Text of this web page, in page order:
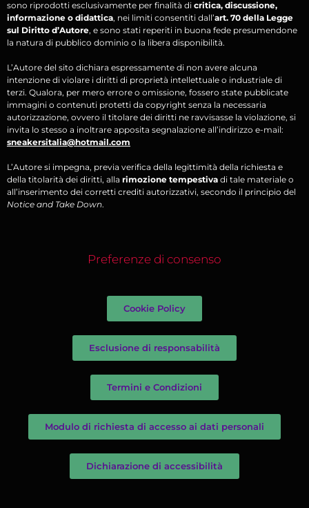
sono riprodotti esclusivamente per finalità di critica, discussione,
informazione o didattica, nei limiti consentiti dall’art. 70 della Legge
sul Diritto d’Autore, e sono stati reperiti in buona fede presumendone
la natura di pubblico dominio o la libera disponibilità.
L’Autore del sito dichiara espressamente di non avere alcuna
intenzione di violare i diritti di proprietà intellettuale o industriale di
terzi. Qualora, per mero errore o omissione, fossero state pubblicate
immagini o contenuti protetti da copyright senza la necessaria
autorizzazione, ovvero il titolare dei diritti ne ravvisasse la violazione, si
invita lo stesso a inoltrare apposita segnalazione all’indirizzo e-mail:
sneakersitalia@hotmail.com
L’Autore si impegna, previa verifica della legittimità della richiesta e
della titolarità dei diritti, alla rimozione tempestiva di tale materiale o
all’inserimento dei corretti crediti autorizzativi, secondo il principio del
Notice and Take Down.
Preferenze di consenso
Cookie Policy
Esclusione di responsabilità
Termini e Condizioni
Modulo di richiesta di accesso ai dati personali
Dichiarazione di accessibilità